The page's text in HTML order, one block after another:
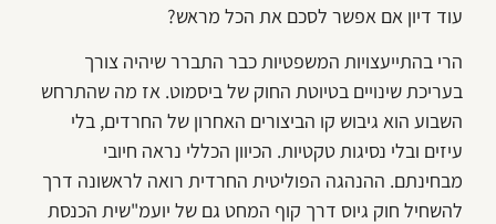
עוד דיון אם אפשר לסכם את הכל מראש?
הרי בהתייעצויות המשפטיות כבר התברר שיהיה צורך
בעריכת שינויים בטיוטת החוק של ביסמוט. אז מה שהתרחש
השבוע הוא גיבוש קו הביצורים האחרון של החרדים, בלי
עיזים ובלי נסיגות טקטיות. הכיוון הכללי נראה חיובי
מבחינתם. ההנהגה הפוליטית החרדית רואה לראשונה דרך
להשחיל חוק גיוס דרך קוף המחט גם של יועמ"שית הכנסת